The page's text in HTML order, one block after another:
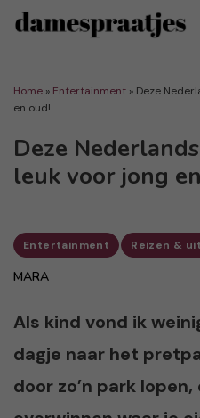
Home » Entertainment » Deze
en oud!
Deze
leuk voor jong
Entertainment Reizen &
MARA
Als kind vond ik
dagje naar het
door zo’n park